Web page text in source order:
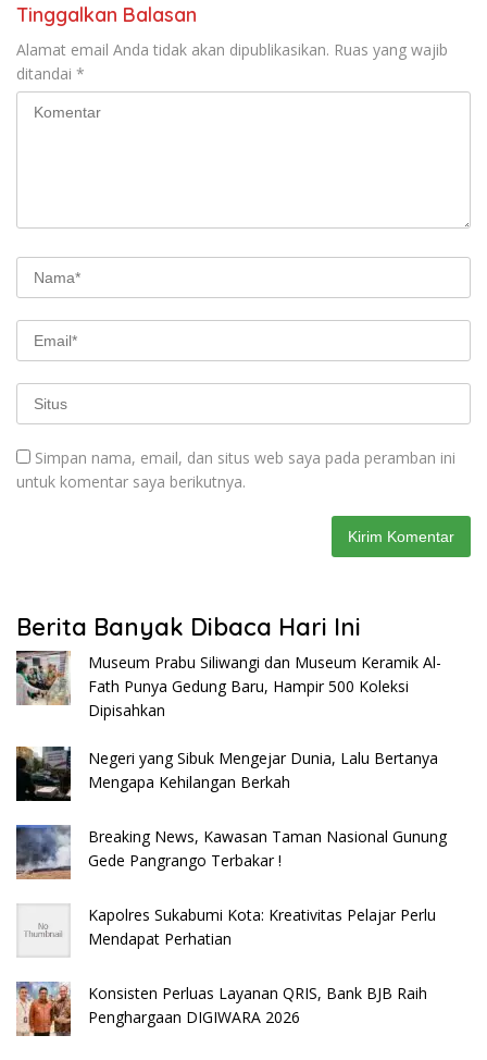
Tinggalkan Balasan
Alamat email Anda tidak akan dipublikasikan. Ruas yang wajib
ditandai *
Simpan nama, email, dan situs web saya pada peramban ini
untuk komentar saya berikutnya.
Berita Banyak Dibaca Hari Ini
Museum Prabu Siliwangi dan Museum Keramik Al-
Fath Punya Gedung Baru, Hampir 500 Koleksi
Dipisahkan
Negeri yang Sibuk Mengejar Dunia, Lalu Bertanya
Mengapa Kehilangan Berkah
Breaking News, Kawasan Taman Nasional Gunung
Gede Pangrango Terbakar !
Kapolres Sukabumi Kota: Kreativitas Pelajar Perlu
Mendapat Perhatian
Konsisten Perluas Layanan QRIS, Bank BJB Raih
Penghargaan DIGIWARA 2026